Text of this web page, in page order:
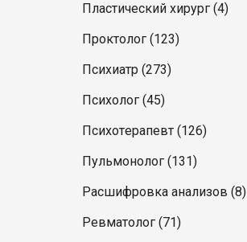
Пластический хирург (4)
Проктолог (123)
Психиатр (273)
Психолог (45)
Психотерапевт (126)
Пульмонолог (131)
Расшифровка анализов (8)
Ревматолог (71)